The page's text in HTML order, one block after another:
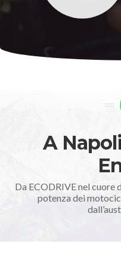
A
Da ECODRIVE nel cuore
potenza dei